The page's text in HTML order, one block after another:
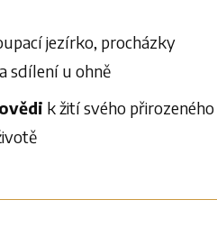
jezírko, procházky
sdílení u ohně
k žití svého přirozeného